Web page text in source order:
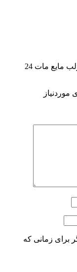
اولین کسی باشید که دیدگاهی می نویسد “رژلب مایع مات 24
برای زمانی که